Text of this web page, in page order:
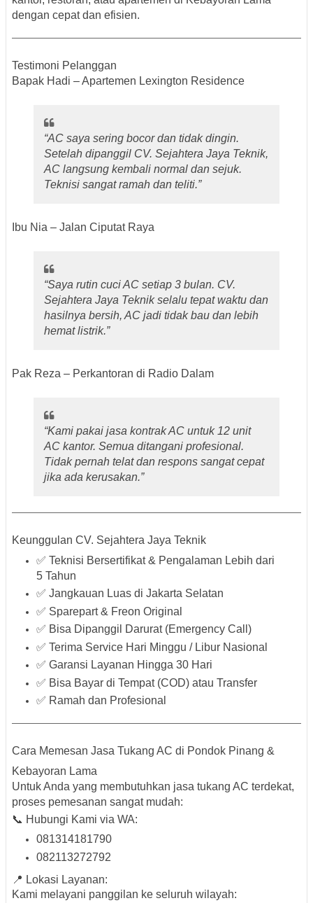
dengan cepat dan efisien.
Testimoni Pelanggan
Bapak Hadi – Apartemen Lexington Residence
“AC saya sering bocor dan tidak dingin.
Setelah dipanggil CV. Sejahtera Jaya Teknik,
AC langsung kembali normal dan sejuk.
Teknisi sangat ramah dan teliti.”
Ibu Nia – Jalan Ciputat Raya
“Saya rutin cuci AC setiap 3 bulan. CV.
Sejahtera Jaya Teknik selalu tepat waktu dan
hasilnya bersih, AC jadi tidak bau dan lebih
hemat listrik.”
Pak Reza – Perkantoran di Radio Dalam
“Kami pakai jasa kontrak AC untuk 12 unit
AC kantor. Semua ditangani profesional.
Tidak pernah telat dan respons sangat cepat
jika ada kerusakan.”
Keunggulan CV. Sejahtera Jaya Teknik
✅ Teknisi Bersertifikat & Pengalaman Lebih dari
5 Tahun
✅ Jangkauan Luas di Jakarta Selatan
✅ Sparepart & Freon Original
✅ Bisa Dipanggil Darurat (Emergency Call)
✅ Terima Service Hari Minggu / Libur Nasional
✅ Garansi Layanan Hingga 30 Hari
✅ Bisa Bayar di Tempat (COD) atau Transfer
✅ Ramah dan Profesional
Cara Memesan Jasa Tukang AC di Pondok Pinang &
Kebayoran Lama
Untuk Anda yang membutuhkan jasa tukang AC terdekat,
proses pemesanan sangat mudah:
📞 Hubungi Kami via WA:
081314181790
082113272792
📍 Lokasi Layanan:
Kami melayani panggilan ke seluruh wilayah: